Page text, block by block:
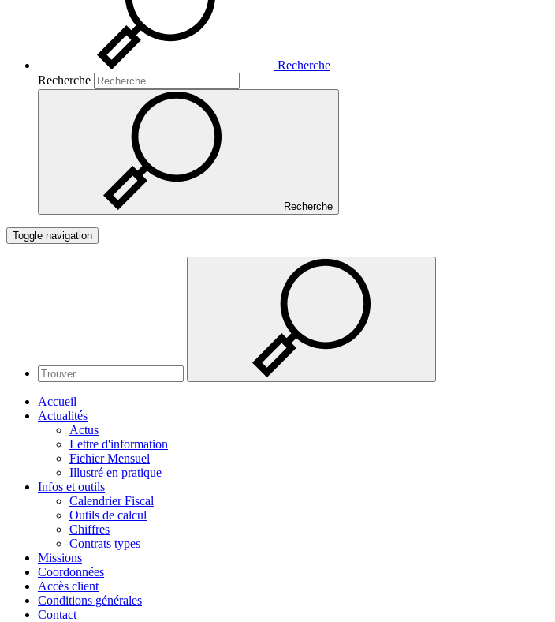
Recherche
Recherche
Recherche
Toggle navigation
Accueil
Actualités
Actus
Lettre d'information
Fichier Mensuel
Illustré en pratique
Infos et outils
Calendrier Fiscal
Outils de calcul
Chiffres
Contrats types
Missions
Coordonnées
Accès client
Conditions générales
Contact